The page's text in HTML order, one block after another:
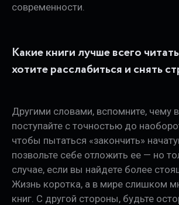
современности.
Какие книги лучше всего
хотите расслабиться и снять
Другими словами, вспомните, чему
поступайте с точностью до
чтобы пытаться «закончить»
позвольте себе отложить ее — но
случае, если вы найдете более
Жизнь коротка, а в мире слишком
книг. С другой стороны, будьте